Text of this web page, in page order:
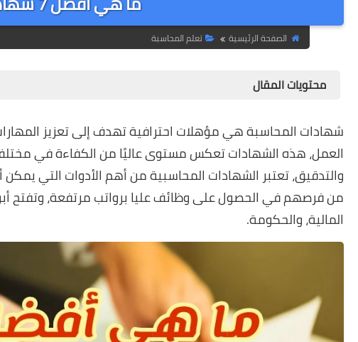
الصفحة الرئيسية تعلم المحاسبة
محتويات المقال
شهادات المحاسبة هي مؤهلات احترافية تهدف إلى تعزيز
العمل، هذه الشهادات تعكس مستوى عاليًا من الكفاءة في مختلف
والتدقيق، تعتبر الشهادات المحاسبية من أهم الأدوات التي
من فرصهم في الحصول على وظائف عليا برواتب مرتفعة، وتفتح
المالية، والحكومة.